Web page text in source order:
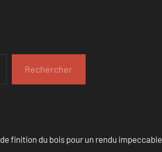
Rechercher
finition du bois pour un rendu impeccable